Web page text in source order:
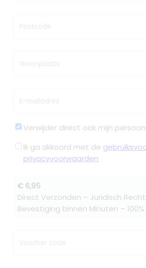
Postcode
Woonplaats
E-mailadres
Verwijder direct ook mijn
Ik ga akkoord met de
privacyvoorwaarden
€ 6,95
Direct Verzonden – Juridisch
Bevestiging binnen Minuten –
Voucher code